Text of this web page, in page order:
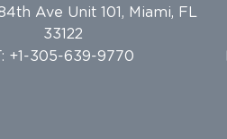
Ave Unit 101, Miami, FL
33122
T: +1-305-639-9770